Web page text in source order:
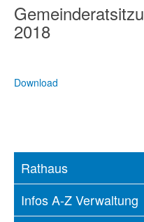
2018
Download
Rathaus
Infos A-Z Verwaltung